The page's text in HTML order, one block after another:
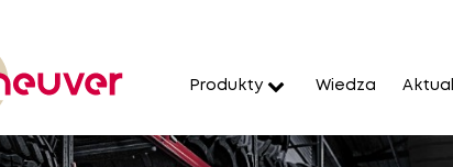
Produkty Wiedza